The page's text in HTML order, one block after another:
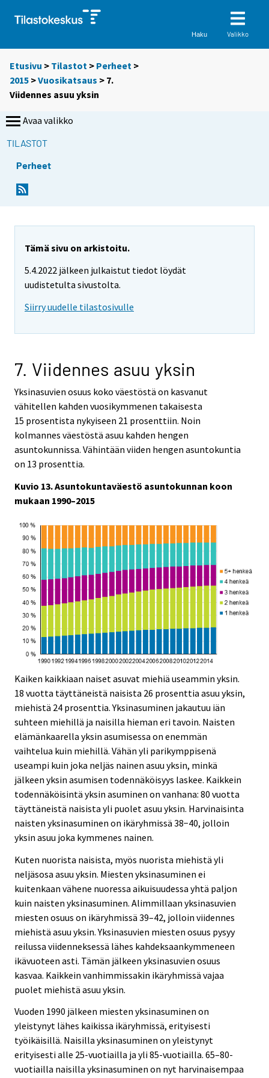
Haku Valikko
Etusivu > Tilastot > Perheet >
2015 >Vuosikatsaus > 7.
Viidennes asuu yksin
Avaa valikko
TILASTOT
Perheet
Tämä sivu on arkistoitu.
5.4.2022 jälkeen julkaistut tiedot löydät
uudistetulta sivustolta.
Siirry uudelle tilastosivulle
7. Viidennes asuu yksin
Yksinasuvien osuus koko väestöstä on kasvanut
vähitellen kahden vuosikymmenen takaisesta
15 prosentista nykyiseen 21 prosenttiin. Noin
kolmannes väestöstä asuu kahden hengen
asuntokunnissa. Vähintään viiden hengen asuntokuntia
on 13 prosenttia.
Kuvio 13. Asuntokuntaväestö asuntokunnan koon
mukaan 1990–2015
Kaiken kaikkiaan naiset asuvat miehiä useammin yksin.
18 vuotta täyttäneistä naisista 26 prosenttia asuu yksin,
miehistä 24 prosenttia. Yksinasuminen jakautuu iän
suhteen miehillä ja naisilla hieman eri tavoin. Naisten
elämänkaarella yksin asumisessa on enemmän
vaihtelua kuin miehillä. Vähän yli parikymppisenä
useampi kuin joka neljäs nainen asuu yksin, minkä
jälkeen yksin asumisen todennäköisyys laskee. Kaikkein
todennäköisintä yksin asuminen on vanhana: 80 vuotta
täyttäneistä naisista yli puolet asuu yksin. Harvinaisinta
naisten yksinasuminen on ikäryhmissä 38−40, jolloin
yksin asuu joka kymmenes nainen.
Kuten nuorista naisista, myös nuorista miehistä yli
neljäsosa asuu yksin. Miesten yksinasuminen ei
kuitenkaan vähene nuoressa aikuisuudessa yhtä paljon
kuin naisten yksinasuminen. Alimmillaan yksinasuvien
miesten osuus on ikäryhmissä 39–42, jolloin viidennes
miehistä asuu yksin. Yksinasuvien miesten osuus pysyy
reilussa viidenneksessä lähes kahdeksaankymmeneen
ikävuoteen asti. Tämän jälkeen yksinasuvien osuus
kasvaa. Kaikkein vanhimmissakin ikäryhmissä vajaa
puolet miehistä asuu yksin.
Vuoden 1990 jälkeen miesten yksinasuminen on
yleistynyt lähes kaikissa ikäryhmissä, erityisesti
työikäisillä. Naisilla yksinasuminen on yleistynyt
erityisesti alle 25-vuotiailla ja yli 85-vuotiailla. 65–80-
vuotiailla naisilla yksinasuminen on nyt harvinaisempaa